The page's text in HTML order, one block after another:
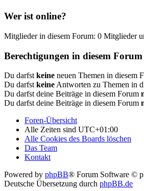
Wer ist online?
Mitglieder in diesem Forum: 0 Mitglieder
Berechtigungen in diesem Forum
Du darfst keine neuen Themen in diesem
Du darfst keine Antworten zu Themen in
Du darfst deine Beiträge in diesem Forum
Du darfst deine Beiträge in diesem Forum
Foren-Übersicht
Alle Zeiten sind UTC+01:00
Alle Cookies des Boards löschen
Das Team
Kontakt
Powered by phpBB® Forum Software ©
Deutsche Übersetzung durch phpBB.de